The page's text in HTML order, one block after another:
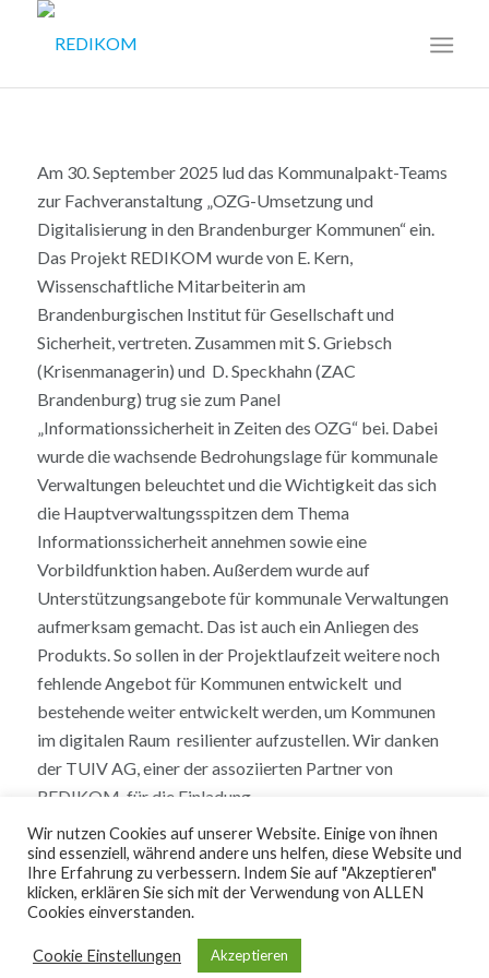
Am 30. September 2025 lud das Kommunalpakt-Teams
zur Fachveranstaltung „OZG-Umsetzung und
Digitalisierung in den Brandenburger Kommunen“ ein.
Das Projekt REDIKOM wurde von E. Kern,
Wissenschaftliche Mitarbeiterin am
Brandenburgischen Institut für Gesellschaft und
Sicherheit, vertreten. Zusammen mit S. Griebsch
(Krisenmanagerin) und D. Speckhahn (ZAC
Brandenburg) trug sie zum Panel
„Informationssicherheit in Zeiten des OZG“ bei. Dabei
wurde die wachsende Bedrohungslage für kommunale
Verwaltungen beleuchtet und die Wichtigkeit das sich
die Hauptverwaltungsspitzen dem Thema
Informationssicherheit annehmen sowie eine
Vorbildfunktion haben. Außerdem wurde auf
Unterstützungsangebote für kommunale Verwaltungen
aufmerksam gemacht. Das ist auch ein Anliegen des
Produkts. So sollen in der Projektlaufzeit weitere noch
fehlende Angebot für Kommunen entwickelt und
bestehende weiter entwickelt werden, um Kommunen
im digitalen Raum resilienter aufzustellen. Wir danken
der TUIV AG, einer der assoziierten Partner von
REDIKOM, für die Einladung.
© REDIKOM 2026
Wir nutzen Cookies auf unserer Website. Einige von ihnen
sind essenziell, während andere uns helfen, diese Website und
Ihre Erfahrung zu verbessern. Indem Sie auf "Akzeptieren"
klicken, erklären Sie sich mit der Verwendung von ALLEN
Cookies einverstanden.
Cookie Einstellungen Akzeptieren